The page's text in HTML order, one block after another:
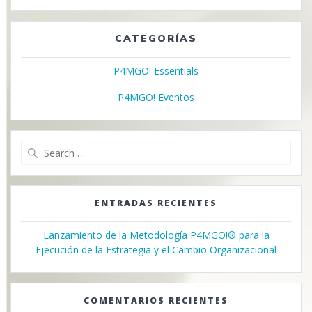
CATEGORÍAS
P4MGO! Essentials
P4MGO! Eventos
ENTRADAS RECIENTES
Lanzamiento de la Metodología P4MGO!® para la
Ejecución de la Estrategia y el Cambio Organizacional
COMENTARIOS RECIENTES